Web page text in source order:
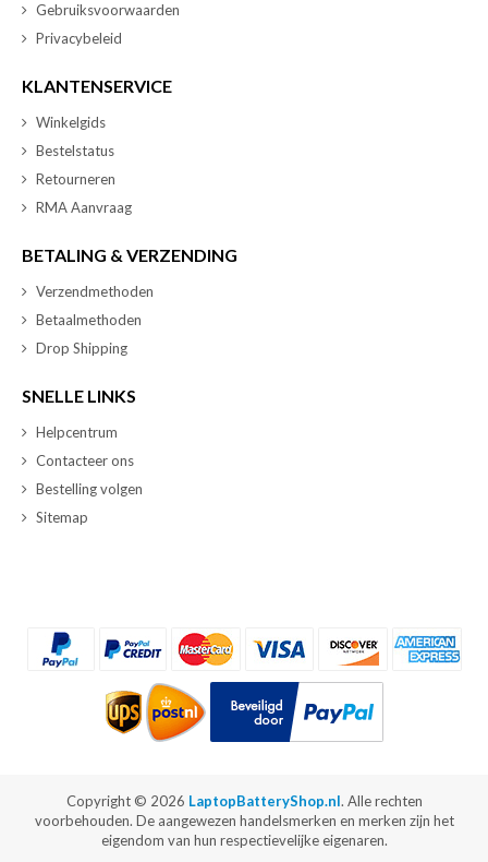
Gebruiksvoorwaarden
Privacybeleid
KLANTENSERVICE
Winkelgids
Bestelstatus
Retourneren
RMA Aanvraag
BETALING & VERZENDING
Verzendmethoden
Betaalmethoden
Drop Shipping
SNELLE LINKS
Helpcentrum
Contacteer ons
Bestelling volgen
Sitemap
Copyright © 2026 LaptopBatteryShop.nl. Alle rechten
voorbehouden. De aangewezen handelsmerken en merken zijn het
eigendom van hun respectievelijke eigenaren.